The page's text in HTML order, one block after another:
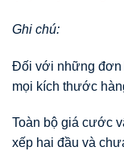
Ghi chú:
Đối với những đơn
mọi kích thước
Toàn bộ giá cước
xếp hai đầu và